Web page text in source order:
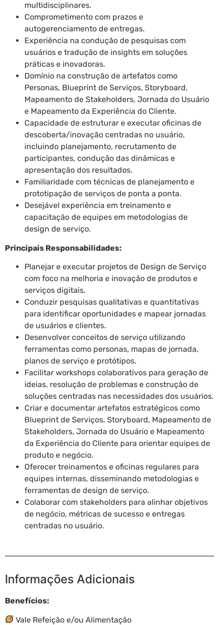
multidisciplinares.
Comprometimento com prazos e
autogerenciamento de entregas.
Experiência na condução de pesquisas com
usuários e tradução de insights em soluções
práticas e inovadoras.
Domínio na construção de artefatos como
Personas, Blueprint de Serviços, Storyboard,
Mapeamento de Stakeholders, Jornada do Usuário
e Mapeamento da Experiência do Cliente.
Capacidade de estruturar e executar oficinas de
descoberta/inovação centradas no usuário,
incluindo planejamento, recrutamento de
participantes, condução das dinâmicas e
apresentação dos resultados.
Familiaridade com técnicas de planejamento e
prototipação de serviços de ponta a ponta.
Desejável experiência em treinamento e
capacitação de equipes em metodologias de
design de serviço.
Principais Responsabilidades:
Planejar e executar projetos de Design de Serviço
com foco na melhoria e inovação de produtos e
serviços digitais.
Conduzir pesquisas qualitativas e quantitativas
para identificar oportunidades e mapear jornadas
de usuários e clientes.
Desenvolver conceitos de serviço utilizando
ferramentas como personas, mapas de jornada,
planos de serviço e protótipos.
Facilitar workshops colaborativos para geração de
ideias, resolução de problemas e construção de
soluções centradas nas necessidades dos usuários.
Criar e documentar artefatos estratégicos como
Blueprint de Serviços, Storyboard, Mapeamento de
Stakeholders, Jornada do Usuário e Mapeamento
da Experiência do Cliente para orientar equipes de
produto e negócio.
Oferecer treinamentos e oficinas regulares para
equipes internas, disseminando metodologias e
ferramentas de design de serviço.
Colaborar com stakeholders para alinhar objetivos
de negócio, métricas de sucesso e entregas
centradas no usuário.
Informações Adicionais
Benefícios:
Vale Refeição e/ou Alimentação